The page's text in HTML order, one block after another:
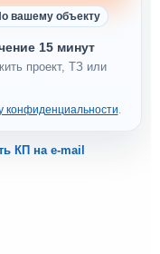
вашему объекту
15 минут
проект, ТЗ или
конфиденциальности.
КП на e-mail